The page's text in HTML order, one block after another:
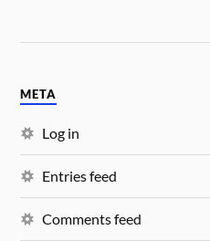
META
Log in
Entries feed
Comments feed